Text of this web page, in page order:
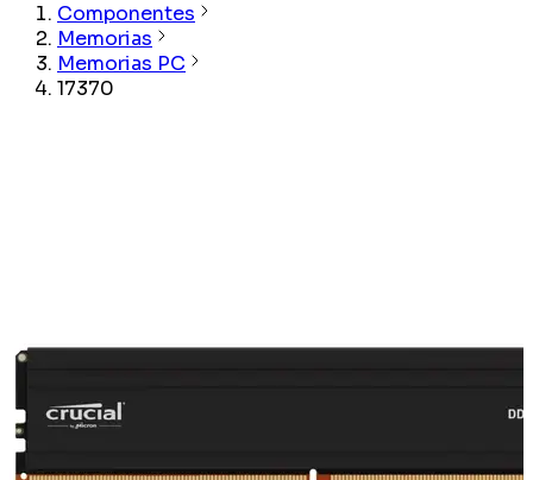
Componentes
Memorias
Memorias PC
17370